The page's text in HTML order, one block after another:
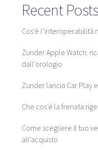
Piattaforma SaaS
Benefici
Cerchiamo posizioni
Cosa stiamo cercando?
Proponi posizione
Recent Posts
Cos’è
Zunder Apple Watch:
dall’orologio
Zunder lancia Car Play
Che cos’è la frenata
Come scegliere il tuo
all’acquisto